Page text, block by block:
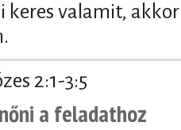
keres valamit,
2:1-3:5
a feladathoz